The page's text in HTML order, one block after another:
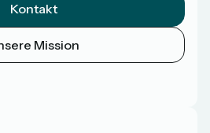
Kontakt
Mission